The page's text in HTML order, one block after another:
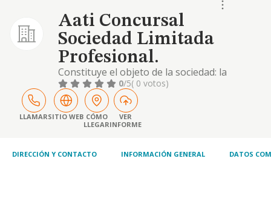
Aati Concursal
Sociedad Limitada
Profesional.
Constituye el objeto de la sociedad: la
actividad propia de los profesionales de la
abogacía y de la economía, en particular en
relación con la administración concursal y
concursos de acreedores. cnae: 7490. el
objeto social podrá desarrollarse mediante
profesion
0/5( 0 votos)
LLAMARSITIO WEB CÓMO
LLEGAR
VER
INFORME
DIRECCIÓN Y CONTACTO INFORMACIÓN GENERAL DATOS